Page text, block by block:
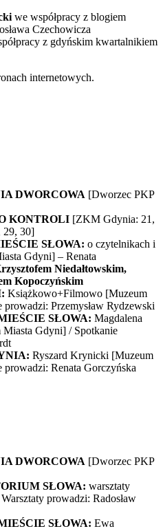
we współpracy z blogiem
Czechowicza
z gdyńskim kwartalnikiem
internetowych.
DWORCOWA [Dworzec PKP
KONTROLI [ZKM Gdynia: 21,
29, 30]
SŁOWA: o czytelnikach i
Gdyni] – Renata
Niedałtowskim,
Kopoczyńskim
Książkowo+Filmowo [Muzeum
Przemysław Rydzewski
SŁOWA: Magdalena
Miasta Gdyni] / Spotkanie
Ryszard Krynicki [Muzeum
Renata Gorczyńska
DWORCOWA [Dworzec PKP
SŁOWA: warsztaty
prowadzi: Radosław
SŁOWA: Ewa